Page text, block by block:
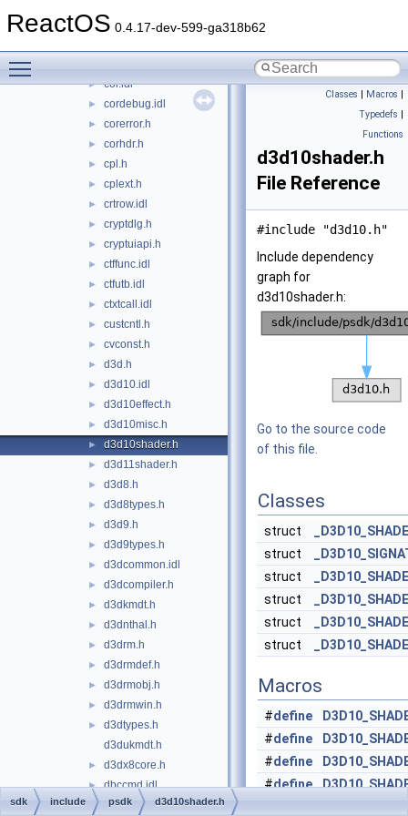
ReactOS 0.4.17-dev-599-ga318b62
► compstui.h
► cor.idl
► cordebug.idl
► corerror.h
► corhdr.h
► cpl.h
► cplext.h
► crtrow.idl
► cryptdlg.h
► cryptuiapi.h
► ctffunc.idl
► ctfutb.idl
► ctxtcall.idl
► custcntl.h
► cvconst.h
► d3d.h
► d3d10.idl
► d3d10effect.h
► d3d10misc.h
► d3d10shader.h
► d3d11shader.h
► d3d8.h
► d3d8types.h
► d3d9.h
► d3d9types.h
► d3dcommon.idl
► d3dcompiler.h
► d3dkmdt.h
► d3dnthal.h
► d3drm.h
► d3drmdef.h
► d3drmobj.h
► d3drmwin.h
►
d3dtypes.h
d3dukmdt.h
► d3dx8core.h
► dbccmd.idl
► dbcses.idl
Classes | Macros |
Typedefs |
Functions
d3d10shader.h
File Reference
#include "d3d10.h"
Include dependency
graph for
d3d10shader.h:
Go to the source code
of this file.
Classes
struct
struct
struct
struct
struct
struct
Macros
#define
#define
#define
#define
sdk include psdk d3d10shader.h